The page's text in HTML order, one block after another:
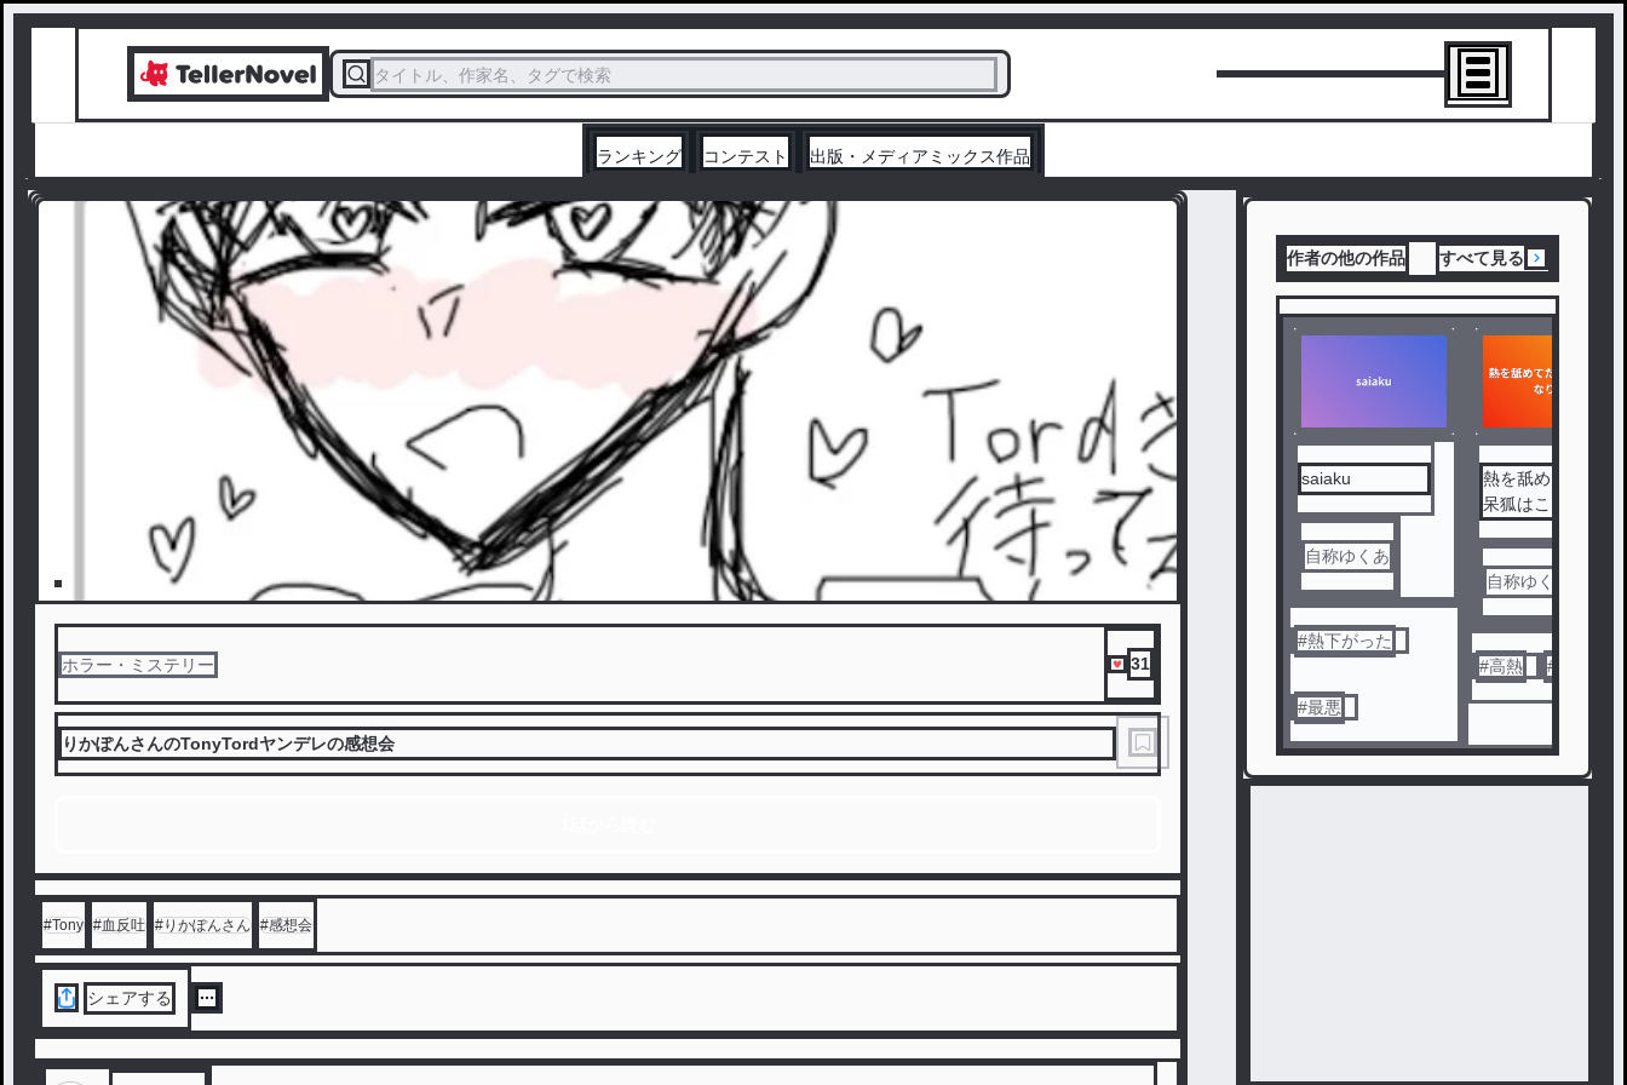
タイトル、作家名、タグで検索
ランキング コンテスト 出版・メディアミックス作品
ホラー・ミステリー 31
りかぽんさんのTonyTordヤンデレの感想会
#Tony #血反吐 #りかぽんさん #感想会
シェアする
作者の他の作品 すべて見る
saiaku
自称ゆくあ
#熱下がった
#最悪
熱を舐めてた阿
呆狐はこうなり
自称ゆくあ
#高熱 #